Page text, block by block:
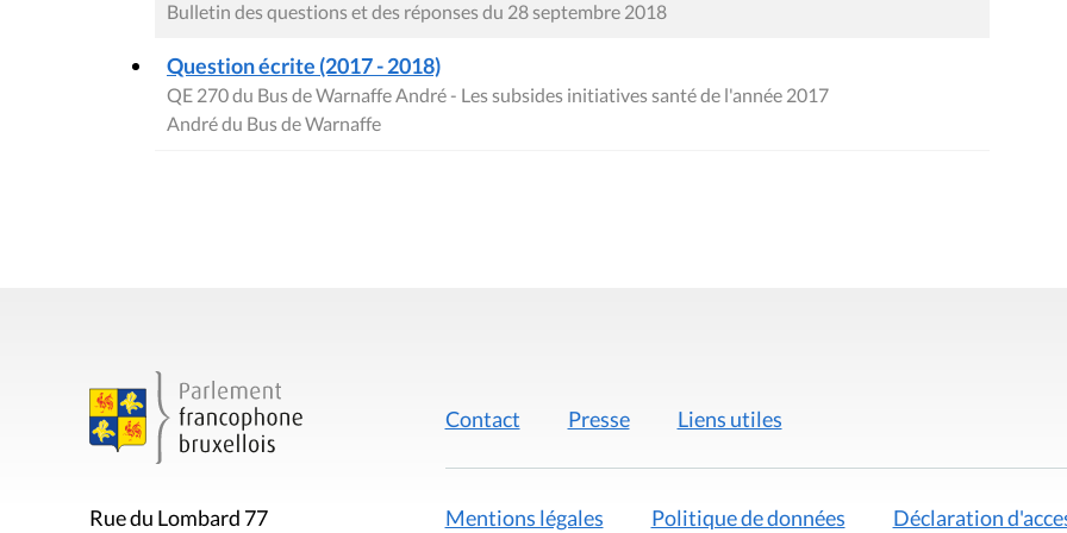
Bulletin des questions et des réponses du 28 septembre 2018
Question écrite (2017 - 2018)
QE 270 du Bus de Warnaffe André - Les subsides initiatives santé de l'année 2017
André du Bus de Warnaffe
Rue du Lombard 77
Contact Presse Liens utiles
Mentions légales Politique de données Déclaration